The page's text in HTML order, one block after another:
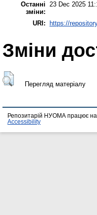
Останні
зміни:
23 Dec 2025
URI: https://
Зміни
Перегляд матеріалу
Репозитарій НУОМА працює
Accessibility